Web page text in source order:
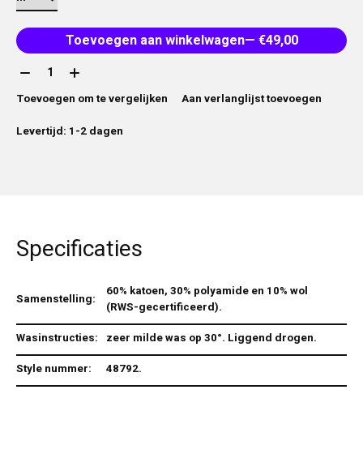
Toevoegen aan winkelwagen
— €49,00
Aantal:
Toevoegen om te vergelijken
Aan verlanglijst toevoegen
Levertijd: 1-2 dagen
Specificaties
Samenstelling:
60% katoen, 30% polyamide en 10% wol
(RWS-gecertificeerd).
Wasinstructies: zeer milde was op 30°. Liggend drogen.
Style nummer:
48792.